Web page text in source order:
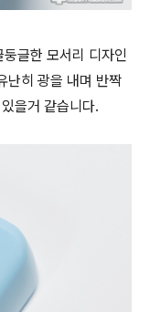
글한 모서리 디자인
난히 광을 내며 반짝
을거 같습니다.